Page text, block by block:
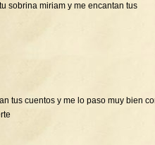
sobrina miriam y me encantan tus
tus cuentos y me lo paso muy bien